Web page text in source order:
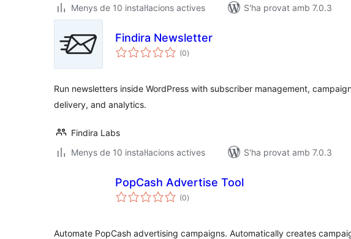
Menys de 10 instal·lacions actives
S'ha provat amb 7.0.3
Findira Newsletter
(0puntuacions
totals
)
Run newsletters inside WordPress with subscriber management,
delivery, and analytics.
Findira Labs
Menys de 10 instal·lacions actives
S'ha provat amb 7.0.3
PopCash Advertise Tool
(0puntuacions
totals
)
Automate PopCash advertising campaigns. Automatically creates